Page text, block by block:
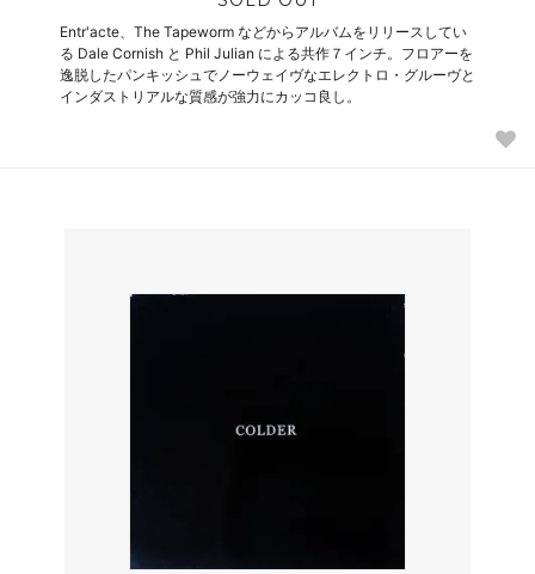
Entr'acte、The Tapeworm などからアルバムをリリースしてい
る Dale Cornish と Phil Julian による共作７インチ。フロアーを
逸脱したパンキッシュでノーウェイヴなエレクトロ・グルーヴと
インダストリアルな質感が強力にカッコ良し。